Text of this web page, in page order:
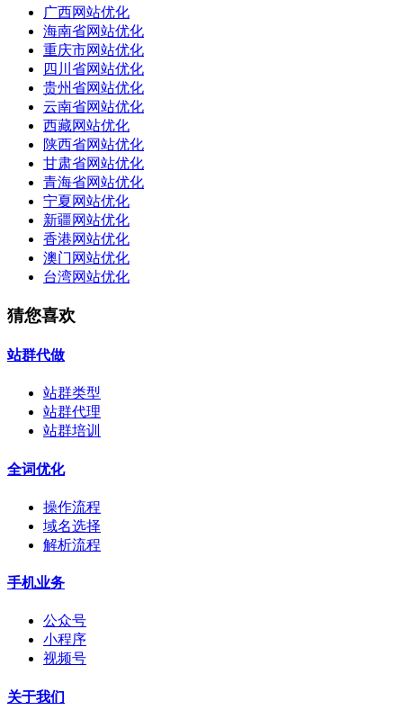
广西网站优化
海南省网站优化
重庆市网站优化
四川省网站优化
贵州省网站优化
云南省网站优化
西藏网站优化
陕西省网站优化
甘肃省网站优化
青海省网站优化
宁夏网站优化
新疆网站优化
香港网站优化
澳门网站优化
台湾网站优化
猜您喜欢
站群代做
站群类型
站群代理
站群培训
全词优化
操作流程
域名选择
解析流程
手机业务
公众号
小程序
视频号
关于我们